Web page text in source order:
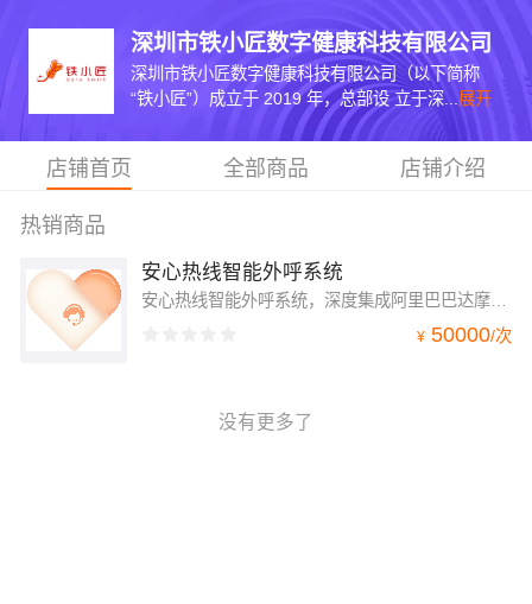
深圳市铁小匠数字健康科技有限公司
深圳市铁小匠数字健康科技有限公司（以下简称
“铁小匠”）成立于 2019 年，总部设 立于深... 展开
店铺首页 全部商品 店铺介绍
热销商品
安心热线智能外呼系统
安心热线智能外呼系统，深度集成阿里巴巴达摩院算法底座，将全球最顶尖的智能语音技术运用于医疗场景中，帮助医护人员减少低效工作负担，还时间于临床，让“白衣天使”的职业，绽放光芒。
¥ 50000/次
没有更多了